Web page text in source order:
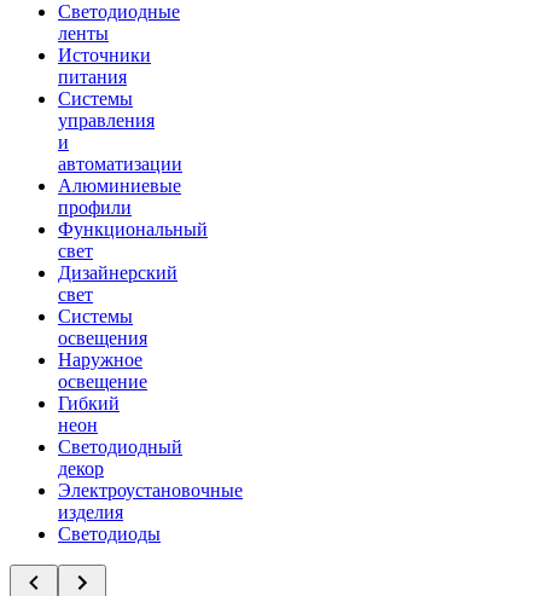
Светодиодные
ленты
Источники
питания
Системы
управления
и
автоматизации
Алюминиевые
профили
Функциональный
свет
Дизайнерский
свет
Системы
освещения
Наружное
освещение
Гибкий
неон
Светодиодный
декор
Электроустановочные
изделия
Светодиоды